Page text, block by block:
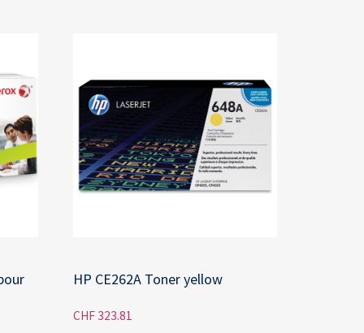
HP CE262A Toner yellow
CHF 323.81